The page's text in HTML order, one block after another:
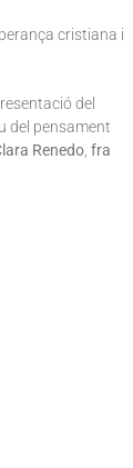
cristiana i
del
del pensament
Renedo fra